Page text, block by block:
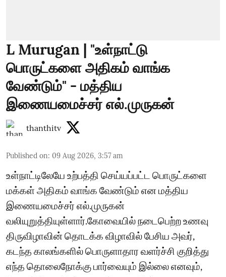
L Murugan | "உள்நாட்டு
பொருட்களை அதிகம் வாங்க
வேண்டும்" - மத்திய
இணையமைச்சர் எல்.முருகன்
thanthitv
Published on: 09 Aug 2026, 3:57 am
உள்நாட்டிலேயே உற்பத்தி செய்யப்பட்ட பொருட்களை
மக்கள் அதிகம் வாங்க வேண்டும் என மத்திய
இணையமைச்சர் எல்.முருகன்
வலியுறுத்தியுள்ளார்.கோவையில் நடைபெற்ற உணவு
திருவிழாவின் தொடக்க விழாவில் பேசிய அவர்,
கடந்த காலங்களில் பொருளாதார வளர்ச்சி குறித்து
எந்த தொலைநோக்கு பார்வையும் இல்லை எனவும்,